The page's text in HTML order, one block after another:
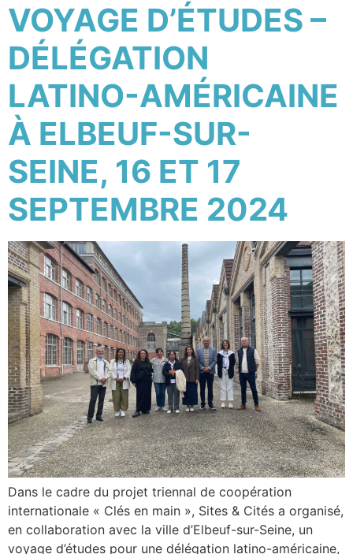
VOYAGE D’ÉTUDES –
DÉLÉGATION
LATINO-AMÉRICAINE
À ELBEUF-SUR-
SEINE, 16 ET 17
SEPTEMBRE 2024
Dans le cadre du projet triennal de coopération
internationale « Clés en main », Sites & Cités a organisé,
en collaboration avec la ville d’Elbeuf-sur-Seine, un
voyage d’études pour une délégation latino-américaine,